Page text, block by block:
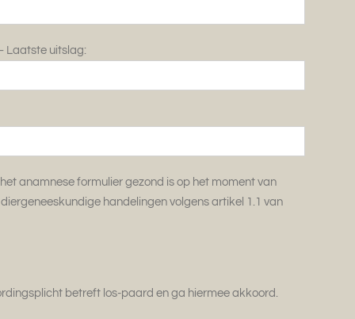
Laatste uitslag:
anamnese formulier gezond is op het moment van
handelingen volgens artikel 1.1 van
betreft los-paard en ga hiermee akkoord.